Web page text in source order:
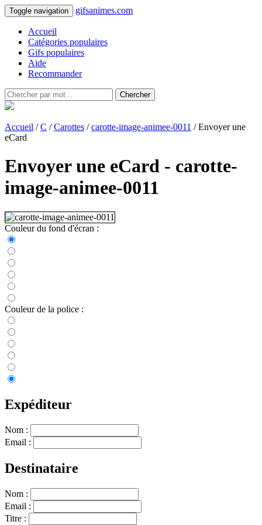
Toggle navigation gifsanimes.com
Accueil
Catégories populaires
Gifs populaires
Aide
Recommander
Chercher
Accueil /C /Carottes /carotte-image-animee-0011 / Envoyer une
eCard
Envoyer une eCard - carotte-
image-animee-0011
Couleur du fond d'écran :
Couleur de la police :
Expéditeur
Nom :
Email :
Destinataire
Nom :
Email :
Titre :